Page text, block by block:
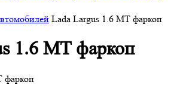
Lada Largus 1.6 MT фаркоп
1.6 MT фаркоп